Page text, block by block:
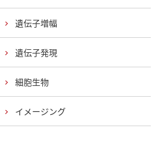
遺伝子増幅
遺伝子発現
細胞生物
イメージング